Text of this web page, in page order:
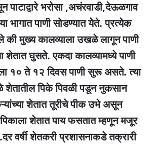
पाटाद्वारे भरोसा ,अचंरवाडी,देऊळगाव
भागात पाणी सोडण्यात येते. प्रत्येक
की मुख्य कालव्याला उखळे लागून पाणी
शेतात घुसते. एकदा कालव्यामध्ये पाणी
१० ते १२ दिवस पाणी सुरू असते. त्या
शेतातील पिके पिवळी पडून नुकसान
शेतात तूरीचे पीक उभे असून
शेतात पाय फसतात म्हणून मजूर
वर्षी शेतकरी प्रशासनाकडे तक्रारी